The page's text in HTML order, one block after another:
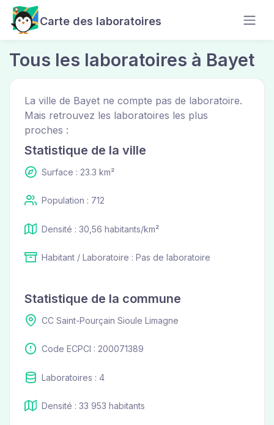
Carte des laboratoires
Tous les laboratoires à Bayet
La ville de Bayet ne compte pas de laboratoire.
Mais retrouvez les laboratoires les plus
proches :
Statistique de la ville
Surface : 23.3 km²
Population : 712
Densité : 30,56 habitants/km²
Habitant / Laboratoire : Pas de laboratoire
Statistique de la commune
CC Saint-Pourçain Sioule Limagne
Code ECPCI : 200071389
Laboratoires : 4
Densité : 33 953 habitants